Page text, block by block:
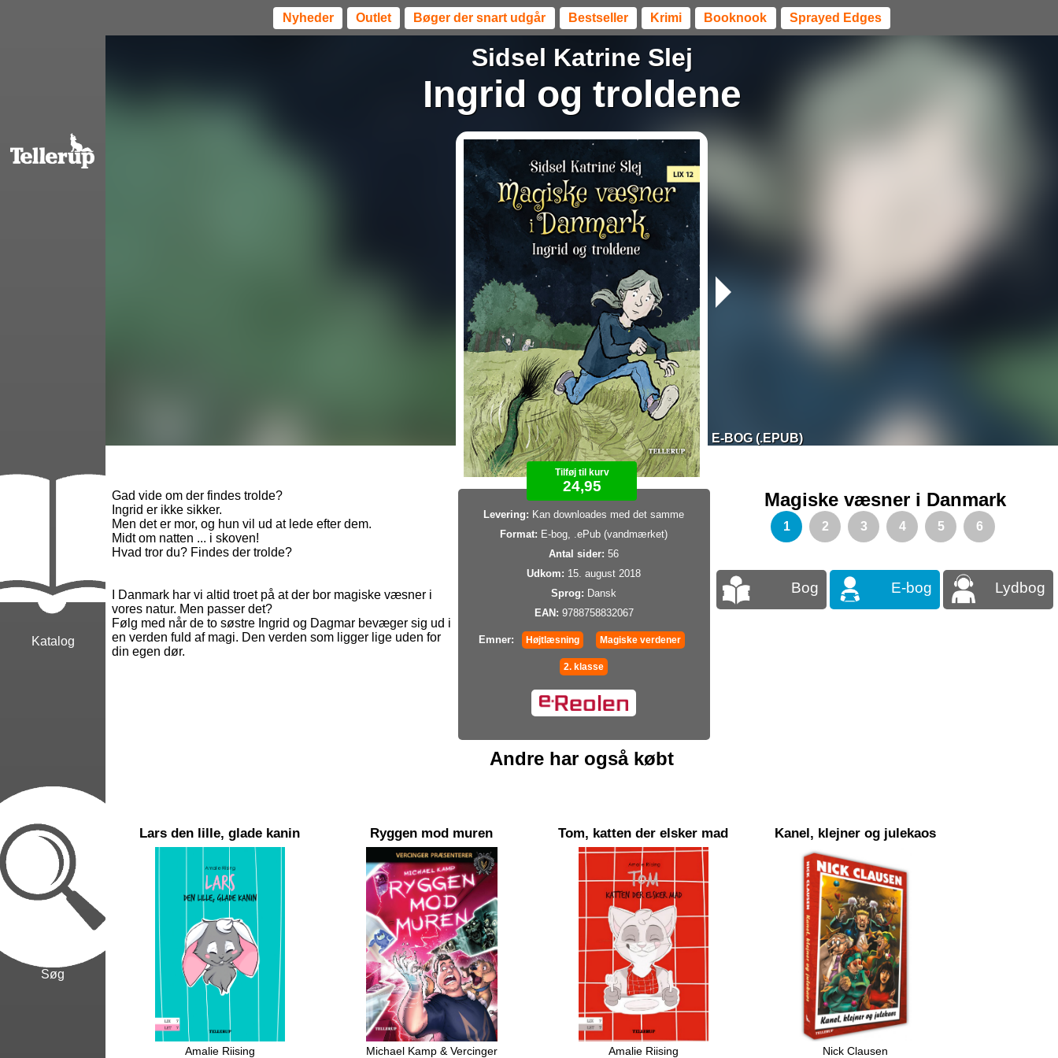
Nyheder Outlet Bøger der snart udgår Bestseller Krimi Booknook Sprayed Edges
Katalog
Søg
Sidsel Katrine Slej
Ingrid og troldene
E-BOG (.EPUB)
Tilføj til kurv
24,95
Levering: Kan downloades med det samme
Format: E-bog, .ePub (vandmærket)
Antal sider: 56
Udkom: 15. august 2018
Sprog: Dansk
EAN: 9788758832067
Emner: Højtlæsning Magiske verdener
2. klasse
Gad vide om der findes trolde?
Ingrid er ikke sikker.
Men det er mor, og hun vil ud at lede efter dem.
Midt om natten ... i skoven!
Hvad tror du? Findes der trolde?
I Danmark har vi altid troet på at der bor magiske væsner i
vores natur. Men passer det?
Følg med når de to søstre Ingrid og Dagmar bevæger sig ud i
en verden fuld af magi. Den verden som ligger lige uden for
din egen dør.
Magiske væsner i Danmark
1 2 3 4 5 6
Bog E-bog Lydbog
Andre har også købt
Lars den lille, glade kanin
Her er Lars. Han er glad. Lars er en
Amalie Riising
Ryggen mod muren
Vercinger er havnet i sit livs mareridt.
Michael Kamp & Vercinger
Tom, katten der elsker mad
Tom er en madglad kat, og han elsker
Amalie Riising
Kanel, klejner og julekaos
Humstrups julestjerne bliver stjålet.
Nick Clausen